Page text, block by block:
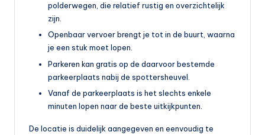
polderwegen, die relatief rustig en overzichtelijk
zijn.
Openbaar vervoer brengt je tot in de buurt, waarna
je een stuk moet lopen.
Parkeren kan gratis op de daarvoor bestemde
parkeerplaats nabij de spottersheuvel.
Vanaf de parkeerplaats is het slechts enkele
minuten lopen naar de beste uitkijkpunten.
De locatie is duidelijk aangegeven en eenvoudig te